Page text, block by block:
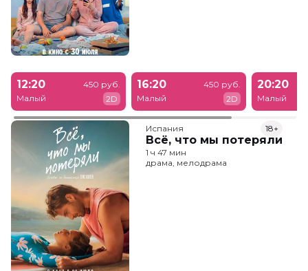
12:20
Малый
450 руб.
2D
16:20
Малый
450 руб.
2D
20:20
Малый
Испания
Всё, что мы потеряли
18+
1 ч 47 мин
драма, мелодрама